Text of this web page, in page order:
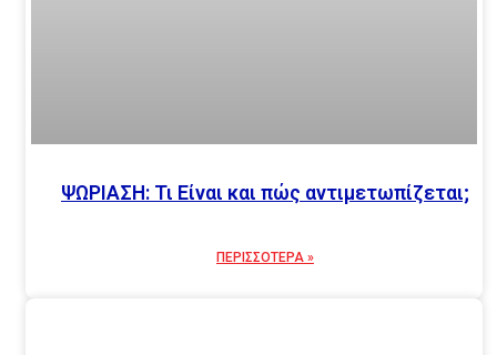
ΨΩΡΙΑΣΗ: Τι Είναι και πώς αντιμετωπίζεται;
ΠΕΡΙΣΣΟΤΕΡΑ »